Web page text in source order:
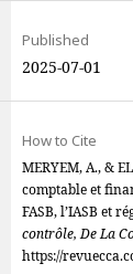
Published
2025-07-01
How to Cite
MERYEM, A., &
comptable et
FASB, l’IASB et
contrôle, De La
https://